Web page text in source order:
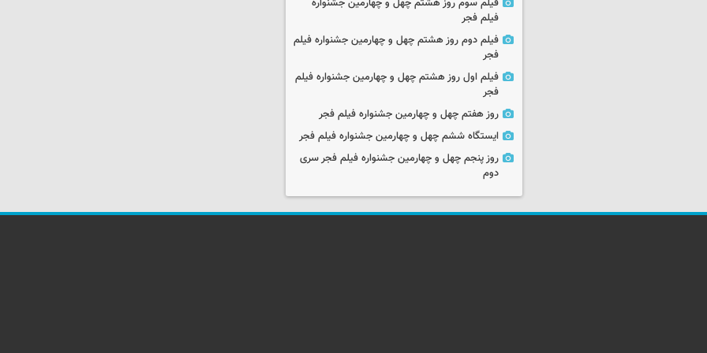
فیلم سوم روز هشتم چهل و چهارمین جشنواره
فیلم فجر
فیلم دوم روز هشتم چهل و چهارمین جشنواره فیلم
فجر
فیلم اول روز هشتم چهل و چهارمین جشنواره فیلم
فجر
روز هفتم چهل و چهارمین جشنواره فیلم فجر
ایستگاه ششم چهل و چهارمین جشنواره فیلم فجر
روز پنجم چهل و چهارمین جشنواره فیلم فجر سری
دوم